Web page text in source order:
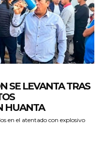
SE LEVANTA TRAS
HUANTA
en el atentado con explosivo